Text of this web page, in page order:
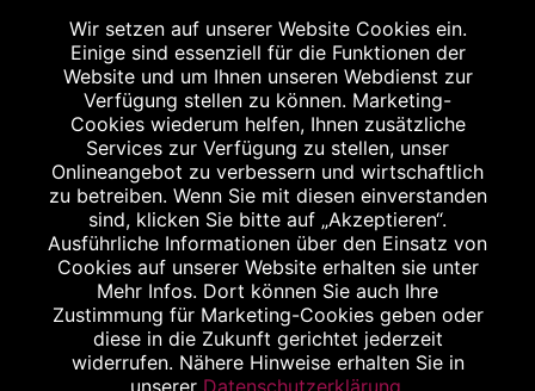
Abgabe in haushaltsüblichen Mengen, solange der Vorrat reicht. Für Druck-
und Satzfehler keine Haftung.
Zu Risiken und Nebenwirkungen lesen Sie die Packungsbeilage und fragen
Sie Ihren Arzt oder Apotheker.
Angabe nach der deutschen Arzneimitteltaxe Apothekenerstattungspreis
(AEP). Der AEP ist keine unverbindliche Preisempfehlung der Hersteller. Der
AEP ist ein von den Apotheken in Ansatz gebrachter Preis für rezeptfreie
Arzneimittel. Er entspricht in der Höhe dem für Apotheken verbindlichen
Abgabepreis, zu dem eine Apotheke in bestimmten Fällen (z.B. bei Kindern
unter 12 Jahren) das Produkt mit der gesetzlichen Krankenversicherung
abrechnet. Der AEP ist der allgemeine Erstattungspreis im Falle einer
Kostenübernahme durch die gesetzlichen Krankenkassen, vor Abzug eines
Zwangsrabattes (zur Zeit 5%) nach §130 Abs. 1 SGB V.
Wir setzen auf unserer Website Cookies ein.
Einige sind essenziell für die Funktionen der
Website und um Ihnen unseren Webdienst zur
Verfügung stellen zu können. Marketing-
Cookies wiederum helfen, Ihnen zusätzliche
Services zur Verfügung zu stellen, unser
Onlineangebot zu verbessern und wirtschaftlich
zu betreiben. Wenn Sie mit diesen einverstanden
sind, klicken Sie bitte auf „Akzeptieren“.
Ausführliche Informationen über den Einsatz von
Cookies auf unserer Website erhalten sie unter
Mehr Infos. Dort können Sie auch Ihre
Zustimmung für Marketing-Cookies geben oder
diese in die Zukunft gerichtet jederzeit
widerrufen. Nähere Hinweise erhalten Sie in
unserer Datenschutzerklärung